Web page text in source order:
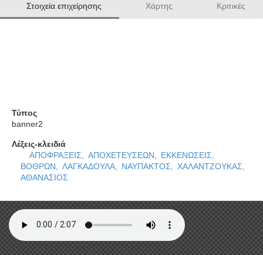
Στοιχεία επιχείρησης Χάρτης Κριτικές
Τύπος
banner2
Λέξεις-κλειδιά
ΑΠΟΦΡΑΞΕΙΣ,
ΑΠΟΧΕΤΕΥΣΕΩΝ,
ΕΚΚΕΝΩΣΕΙΣ,
ΒΟΘΡΩΝ,
ΛΑΓΚΑΔΟΥΛΑ, ΝΑΥΠΑΚΤΟΣ,
ΧΑΛΑΝΤΖΟΥΚΑΣ,
ΑΘΑΝΑΣΙΟΣ